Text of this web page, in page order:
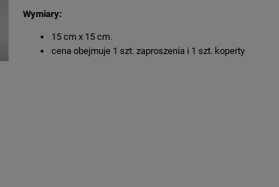
Wymiary:
15 cm x 15 cm.
cena obejmuje 1 szt. zaproszenia i 1 szt. koperty